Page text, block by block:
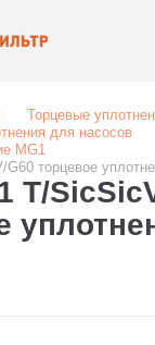
Торцевые
для насосов
MG1
торцевое
T/